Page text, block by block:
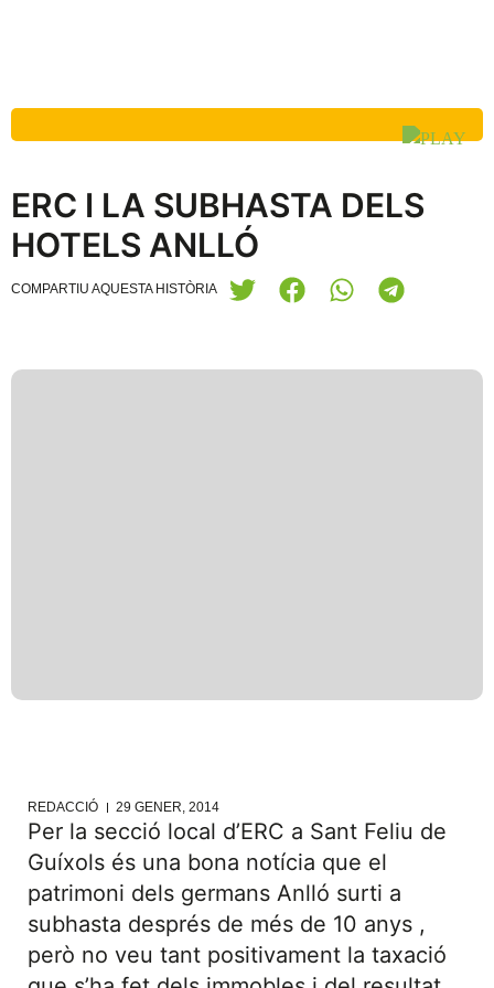
ERC I LA SUBHASTA DELS
HOTELS ANLLÓ
COMPARTIU AQUESTA HISTÒRIA
REDACCIÓ 29 GENER, 2014
Per la secció local d’ERC a Sant Feliu de
Guíxols és una bona notícia que el
patrimoni dels germans Anlló surti a
subhasta després de més de 10 anys ,
però no veu tant positivament la taxació